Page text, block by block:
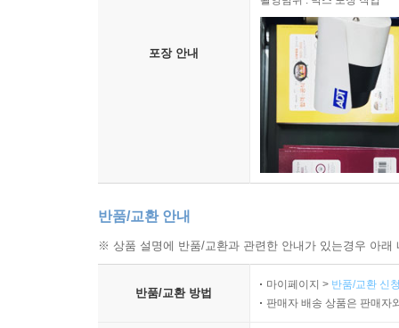
때, 비로소 상대의 말이 마음에 와닿는다. 같은
나의 마음과 경험을 얼마나 인정해 주느냐, 우리
아온 삶의 방식이다.
하지만 바로 그러한 이유에서 위선이 필요하다.
산부 배려석을 비워두게 만드는 것이 위선이다.
수록 가짜 선이라도 절실해진다. 인류는 자신들
--- p.334
열세 명의 아주 특수한 사람들로 이루어진 이 작
담긴 한 사람 한 사람의 생각과 말, 그리고 그 입
탈감을 ‘사실과 다르다’며 반박하는 방식으로는
내에서 자신의 사회적 역할을 인정받지 못하는
커뮤니티」는 서바이벌의 형식을 충실히 따르
원이 생존하고 안전한 사회를 만드는 데 적극적
차지했음에도, 최종 리더 선거에서는 약자를 보
던지며 기존의 입장과는 다른 선택을 하기도 했다.
가능성을 전한다. 거창하거나 명쾌한 해답은 아
정치적 입장과 삶의 스펙트럼을 넘나들며 서로를
포장 안내
반품/교환 안내
※ 상품 설명에 반품/교환과 관련한 안내가 있는경우 아
반품/교환 방법
마이페이지 > 반품/교환 신
판매자 배송 상품은 판매자